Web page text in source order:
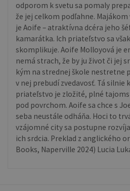
odporom k svetu sa pomaly
že jej celkom podľahne.
je Aoife – atraktívna dcéra jeho
kamarátka. Ich priateľstvo sa
skomplikuje. Aoife Molloyová je
nemá strach, že by ju život či jej
kým na strednej škole nestretne
v nej prebudí zvedavosť. Tá silnie
priateľstvo je zložité, plné
pod povrchom. Aoife sa chce s
seba neustále odháňa. Hoci to
vzájomné city sa postupne
ich srdcia. Preklad z anglického
Books, Naperville 2024) Lucia